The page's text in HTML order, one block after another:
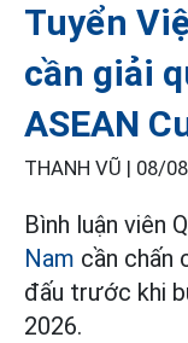
Tuyển
cần giải
ASEAN
THANH VŨ | 08/
Bình luận viên
Nam cần chấn
đấu trước khi
2026.